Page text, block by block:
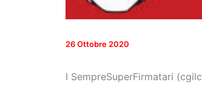
26 Ottobre 2020
I SempreSuperFirmatari